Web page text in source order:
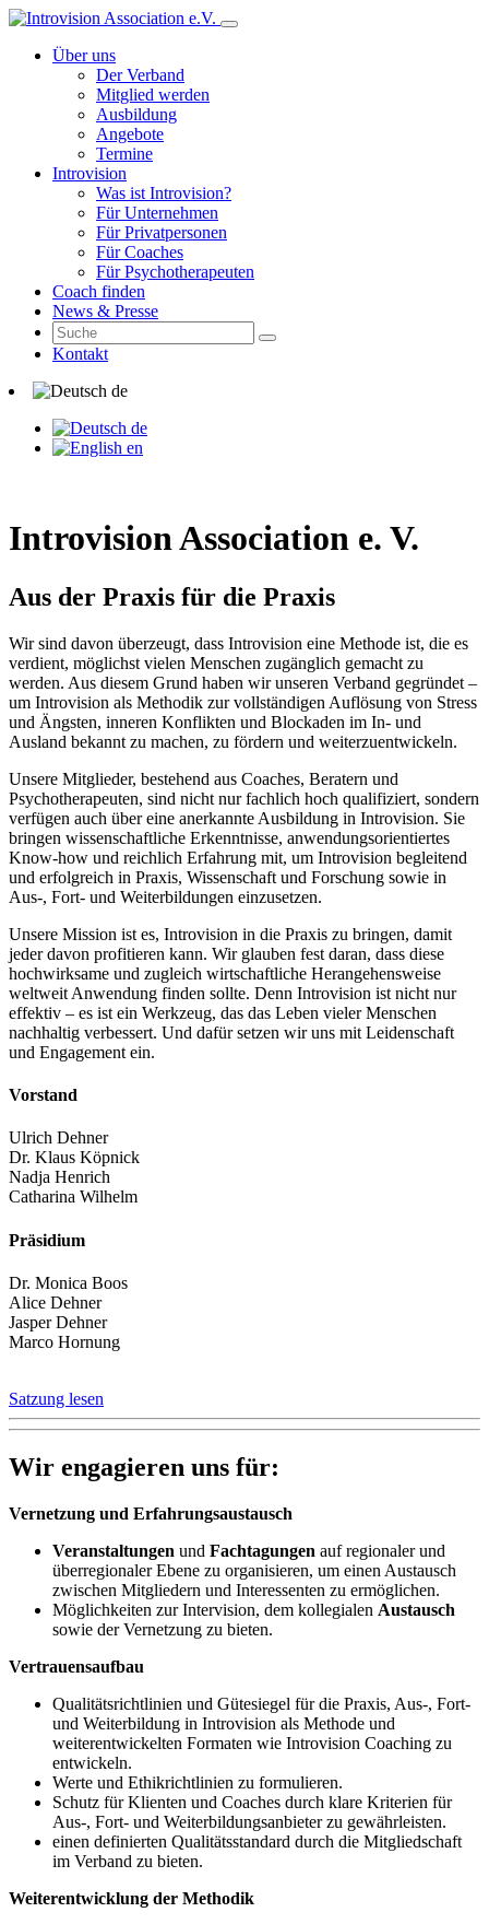
Über uns
Der Verband
Mitglied werden
Ausbildung
Angebote
Termine
Introvision
Was ist Introvision?
Für Unternehmen
Für Privatpersonen
Für Coaches
Für Psychotherapeuten
Coach finden
News & Presse
Kontakt
de
de
en
Introvision Association e. V.
Aus der Praxis für die Praxis
Wir sind davon überzeugt, dass Introvision eine Methode ist, die es
verdient, möglichst vielen Menschen zugänglich gemacht zu
werden. Aus diesem Grund haben wir unseren Verband gegründet –
um Introvision als Methodik zur vollständigen Auflösung von Stress
und Ängsten, inneren Konflikten und Blockaden im In- und
Ausland bekannt zu machen, zu fördern und weiterzuentwickeln.
Unsere Mitglieder, bestehend aus Coaches, Beratern und
Psychotherapeuten, sind nicht nur fachlich hoch qualifiziert, sondern
verfügen auch über eine anerkannte Ausbildung in Introvision. Sie
bringen wissenschaftliche Erkenntnisse, anwendungsorientiertes
Know-how und reichlich Erfahrung mit, um Introvision begleitend
und erfolgreich in Praxis, Wissenschaft und Forschung sowie in
Aus-, Fort- und Weiterbildungen einzusetzen.
Unsere Mission ist es, Introvision in die Praxis zu bringen, damit
jeder davon profitieren kann. Wir glauben fest daran, dass diese
hochwirksame und zugleich wirtschaftliche Herangehensweise
weltweit Anwendung finden sollte. Denn Introvision ist nicht nur
effektiv – es ist ein Werkzeug, das das Leben vieler Menschen
nachhaltig verbessert. Und dafür setzen wir uns mit Leidenschaft
und Engagement ein.
Vorstand
Ulrich Dehner
Dr. Klaus Köpnick
Nadja Henrich
Catharina Wilhelm
Präsidium
Dr. Monica Boos
Alice Dehner
Jasper Dehner
Marco Hornung
Satzung lesen
Wir engagieren uns für:
Vernetzung und Erfahrungsaustausch
Veranstaltungen und Fachtagungen auf regionaler und
überregionaler Ebene zu organisieren, um einen Austausch
zwischen Mitgliedern und Interessenten zu ermöglichen.
Möglichkeiten zur Intervision, dem kollegialen Austausch
sowie der Vernetzung zu bieten.
Vertrauensaufbau
Qualitätsrichtlinien und Gütesiegel für die Praxis, Aus-, Fort-
und Weiterbildung in Introvision als Methode und
weiterentwickelten Formaten wie Introvision Coaching zu
entwickeln.
Werte und Ethikrichtlinien zu formulieren.
Schutz für Klienten und Coaches durch klare Kriterien für
Aus-, Fort- und Weiterbildungsanbieter zu gewährleisten.
einen definierten Qualitätsstandard durch die Mitgliedschaft
im Verband zu bieten.
Weiterentwicklung der Methodik